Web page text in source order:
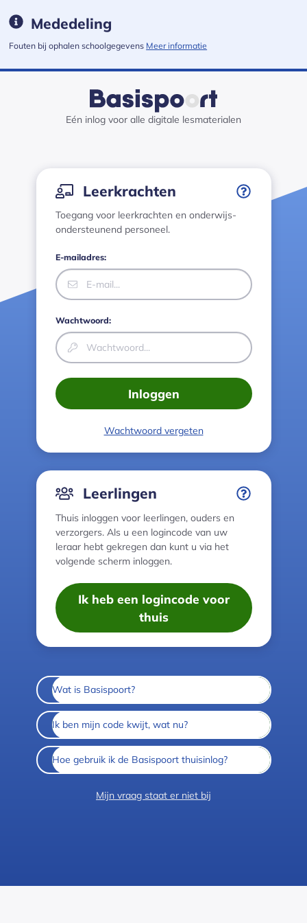
Mededeling
Fouten bij ophalen schoolgegevens Meer informatie
Eén inlog voor alle digitale lesmaterialen
Inloggen
Leerkrachten
Toegang voor leerkrachten en onderwijs-
ondersteunend personeel.
E-mailadres:
Wachtwoord:
Inloggen
Wachtwoord vergeten
Leerlingen
Thuis inloggen voor leerlingen, ouders en
verzorgers. Als u een logincode van uw
leraar hebt gekregen dan kunt u via het
volgende scherm inloggen.
Ik heb een logincode voor
thuis
Wat is Basispoort?
Ik ben mijn code kwijt, wat nu?
Hoe gebruik ik de Basispoort thuisinlog?
Mijn vraag staat er niet bij